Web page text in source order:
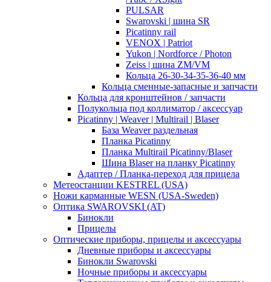
PULSAR
Swarovski | шина SR
Picatinny rail
VENOX | Patriot
Yukon | Nordforce / Photon
Zeiss | шина ZM/VM
Кольца 26-30-34-35-36-40 мм
Кольца сменные-запасные и запчасти
Кольца для кронштейнов / запчасти
Полукольца под коллиматор / аксессуар
Picatinny | Weaver | Multirail | Blaser
База Weaver раздельная
Планка Picatinny
Планка Multirail Picatinny/Blaser
Шина Blaser на планку Picatinny
Адаптер / Планка-переход для прицела
Метеостанции KESTREL (USA)
Ножи карманные WESN (USA-Sweden)
Оптика SWAROVSKI (AT)
Бинокли
Прицелы
Оптические приборы, прицелы и аксессуары
Дневные приборы и аксессуары
Бинокли Swarovski
Ночные приборы и аксессуары